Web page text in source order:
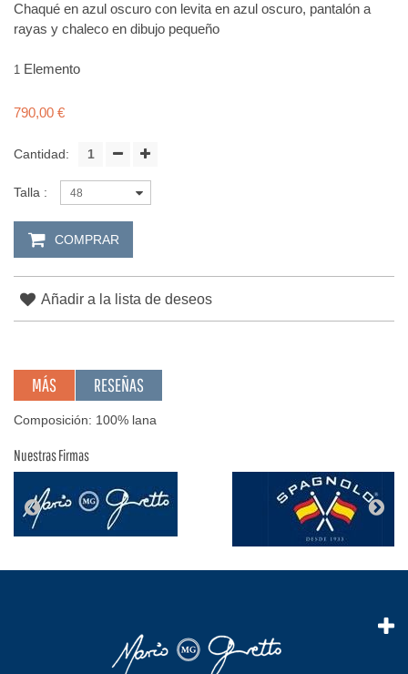
Chaqué en azul oscuro con levita en azul oscuro, pantalón a
rayas y chaleco en dibujo pequeño
1 Elemento
790,00 €
Cantidad:
Talla : 48
COMPRAR
Añadir a la lista de deseos
MÁS RESEÑAS
Composición: 100% lana
Nuestras Firmas